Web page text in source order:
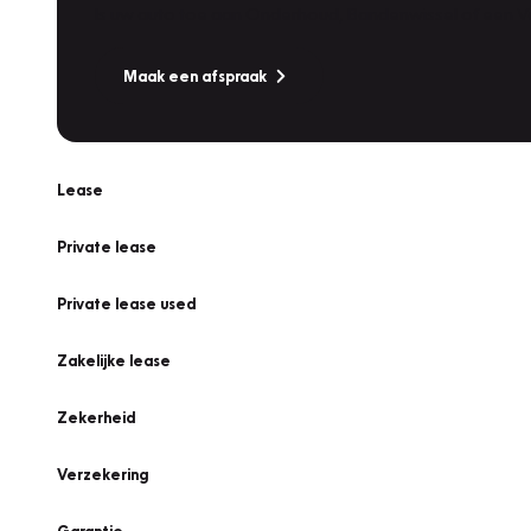
Maak een afspraak
Lease
Private lease
Private lease used
Zakelijke lease
Zekerheid
Verzekering